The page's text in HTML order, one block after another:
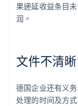
果递延收益条目
润。
文件不清
德国企业还有义
处理的时间及方